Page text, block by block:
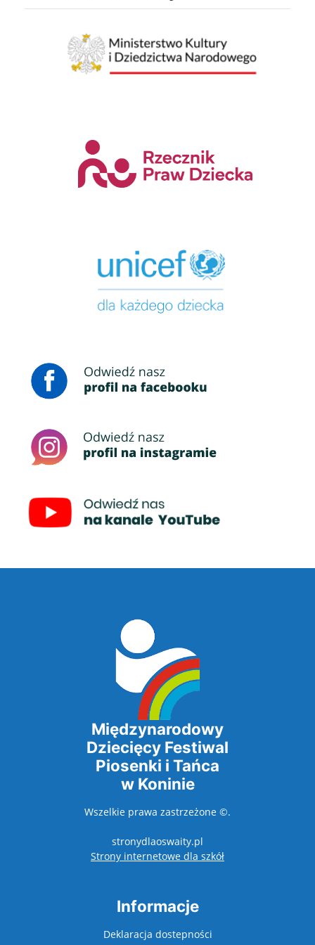
Międzynarodowy
Dziecięcy Festiwal
Piosenki i Tańca
w Koninie
Wszelkie prawa zastrzeżone ©.
stronydlaoswaity.pl
Strony internetowe dla szkółotwiera się w
Informacje
Deklaracja dostepności